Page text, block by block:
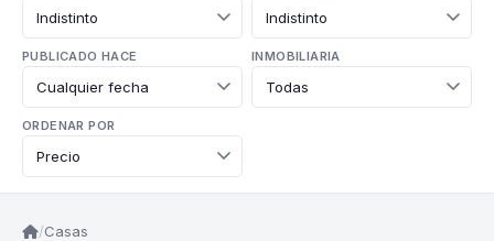
PUBLICADO HACE INMOBILIARIA
ORDENAR POR
/Casas